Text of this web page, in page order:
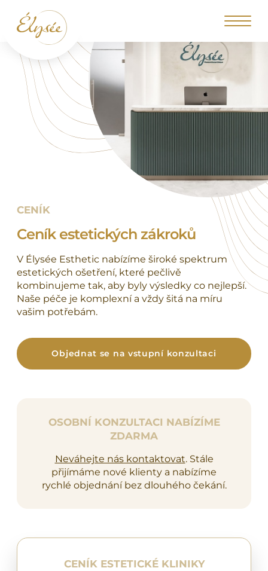
CENÍK
Ceník estetických zákroků
V Élysée Esthetic nabízíme široké spektrum
estetických ošetření, které pečlivě
kombinujeme tak, aby byly výsledky co nejlepší.
Naše péče je komplexní a vždy šitá na míru
vašim potřebám.
Objednat se na vstupní konzultaci
OSOBNÍ KONZULTACI NABÍZÍME
ZDARMA
Neváhejte nás kontaktovat. Stále
přijímáme nové klienty a nabízíme
rychlé objednání bez dlouhého čekání.
CENÍK ESTETICKÉ KLINIKY